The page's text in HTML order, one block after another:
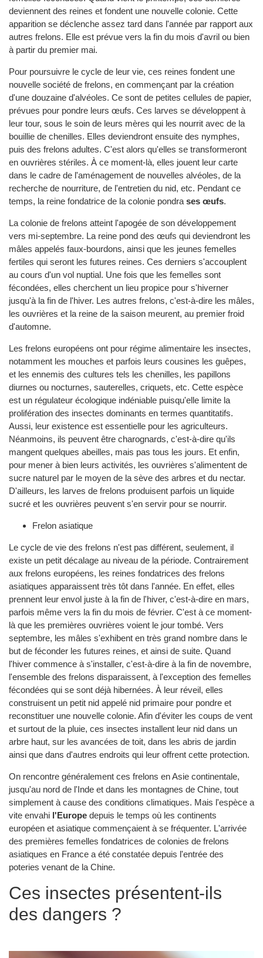
deviennent des reines et fondent une nouvelle colonie. Cette
apparition se déclenche assez tard dans l'année par rapport aux
autres frelons. Elle est prévue vers la fin du mois d'avril ou bien
à partir du premier mai.
Pour poursuivre le cycle de leur vie, ces reines fondent une
nouvelle société de frelons, en commençant par la création
d'une douzaine d'alvéoles. Ce sont de petites cellules de papier,
prévues pour pondre leurs œufs. Ces larves se développent à
leur tour, sous le soin de leurs mères qui les nourrit avec de la
bouillie de chenilles. Elles deviendront ensuite des nymphes,
puis des frelons adultes. C'est alors qu'elles se transformeront
en ouvrières stériles. À ce moment-là, elles jouent leur carte
dans le cadre de l'aménagement de nouvelles alvéoles, de la
recherche de nourriture, de l'entretien du nid, etc. Pendant ce
temps, la reine fondatrice de la colonie pondra ses œufs.
La colonie de frelons atteint l'apogée de son développement
vers mi-septembre. La reine pond des œufs qui deviendront les
mâles appelés faux-bourdons, ainsi que les jeunes femelles
fertiles qui seront les futures reines. Ces derniers s'accouplent
au cours d'un vol nuptial. Une fois que les femelles sont
fécondées, elles cherchent un lieu propice pour s'hiverner
jusqu'à la fin de l'hiver. Les autres frelons, c'est-à-dire les mâles,
les ouvrières et la reine de la saison meurent, au premier froid
d'automne.
Les frelons européens ont pour régime alimentaire les insectes,
notamment les mouches et parfois leurs cousines les guêpes,
et les ennemis des cultures tels les chenilles, les papillons
diurnes ou nocturnes, sauterelles, criquets, etc. Cette espèce
est un régulateur écologique indéniable puisqu'elle limite la
prolifération des insectes dominants en termes quantitatifs.
Aussi, leur existence est essentielle pour les agriculteurs.
Néanmoins, ils peuvent être charognards, c'est-à-dire qu'ils
mangent quelques abeilles, mais pas tous les jours. Et enfin,
pour mener à bien leurs activités, les ouvrières s'alimentent de
sucre naturel par le moyen de la sève des arbres et du nectar.
D'ailleurs, les larves de frelons produisent parfois un liquide
sucré et les ouvrières peuvent s'en servir pour se nourrir.
Frelon asiatique
Le cycle de vie des frelons n'est pas différent, seulement, il
existe un petit décalage au niveau de la période. Contrairement
aux frelons européens, les reines fondatrices des frelons
asiatiques apparaissent très tôt dans l'année. En effet, elles
prennent leur envol juste à la fin de l'hiver, c'est-à-dire en mars,
parfois même vers la fin du mois de février. C'est à ce moment-
là que les premières ouvrières voient le jour tombé. Vers
septembre, les mâles s'exhibent en très grand nombre dans le
but de féconder les futures reines, et ainsi de suite. Quand
l'hiver commence à s'installer, c'est-à-dire à la fin de novembre,
l'ensemble des frelons disparaissent, à l'exception des femelles
fécondées qui se sont déjà hibernées. À leur réveil, elles
construisent un petit nid appelé nid primaire pour pondre et
reconstituer une nouvelle colonie. Afin d'éviter les coups de vent
et surtout de la pluie, ces insectes installent leur nid dans un
arbre haut, sur les avancées de toit, dans les abris de jardin
ainsi que dans d'autres endroits qui leur offrent cette protection.
On rencontre généralement ces frelons en Asie continentale,
jusqu'au nord de l'Inde et dans les montagnes de Chine, tout
simplement à cause des conditions climatiques. Mais l'espèce a
vite envahi l'Europe depuis le temps où les continents
européen et asiatique commençaient à se fréquenter. L'arrivée
des premières femelles fondatrices de colonies de frelons
asiatiques en France a été constatée depuis l'entrée des
poteries venant de la Chine.
Ces insectes présentent-ils
des dangers ?